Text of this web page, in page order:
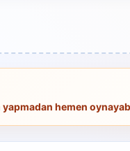
yapmadan hemen